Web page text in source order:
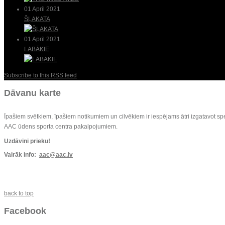
01 April 2021
ŠĻAKATA
01 April 2021
LABĀKIE
Subscribe to this RSS feed
Dāvanu karte
Īpašiem svētkiem, īpašiem notikumiem un cilvēkiem ir iespējams ātri izgatavot
AAC ūdens sporta centra pakalpojumiem.
Uzdāvini prieku!
Vairāk info: aac@aac.lv
back to top
Facebook